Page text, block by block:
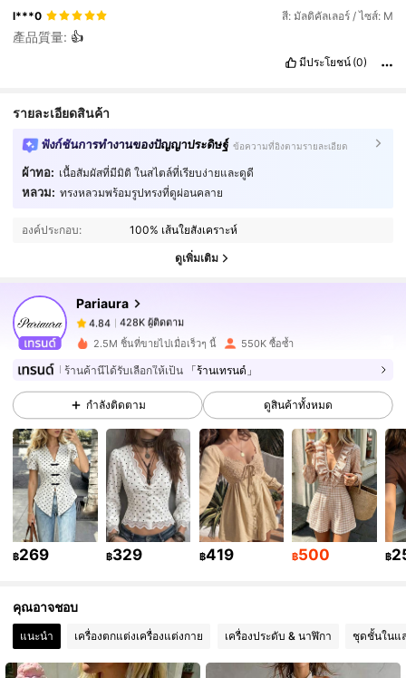
l***0 สี: มัลติคัลเลอร์ / ไซส์: M
產品質量: 👍
มีประโยชน์ (0)
รายละเอียดสินค้า
ฟังก์ชันการทำงานของปัญญาประดิษฐ์ ข้อความที่อิงตามรายละเอียด
ผ้าทอ: เนื้อสัมผัสที่มีมิติ ในสไตล์ที่เรียบง่ายและดูดี
หลวม: ทรงหลวมพร้อมรูปทรงที่ดูผ่อนคลาย
องค์ประกอบ: 100% เส้นใยสังเคราะห์
ดูเพิ่มเติม
Pariaura
428K ผู้ติดตาม
428K ผู้ติดตาม
4.84 428K ผู้ติดตาม
4.84 428K ผู้ติดตาม
4.84 428K ผู้ติดตาม
4.84 428K ผู้ติดตาม
4.84 428K ผู้ติดตาม
2.5M ชิ้นที่ขายไปเมื่อเร็วๆ นี้ 550K ซื้อซ้ำ
ร้านค้านี้ได้รับเลือกให้เป็น 「ร้านเทรนด์」
กำลังติดตาม ดูสินค้าทั้งหมด
฿269 ฿329 ฿419 ฿500 ฿
คุณอาจชอบ
แนะนำ เครื่องตกแต่งเครื่องแต่งกาย เครื่องประดับ & นาฬิกา ชุดชั้นในแ